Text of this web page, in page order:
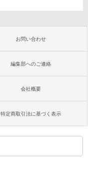
お問い合わせ
編集部へのご連絡
会社概要
特定商取引法に基づく表示